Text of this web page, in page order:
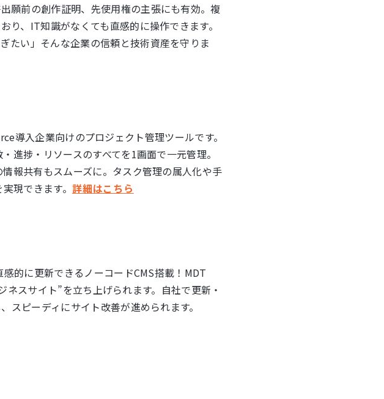
願前の創作証明、先使用権の主張にも有効。複
、IT知識がなくても直感的に操作できます。
たい」そんな企業の信頼と技術資産を守りま
導入企業向けのプロジェクト管理ツールです。
進捗・リソースのすべてを1画面で一元管理。
報共有もスムーズに。タスク管理の属人化や手
現できます。 詳細はこちら
感的に更新できるノーコードCMS搭載！MDT
スサイト”を立ち上げられます。自社で更新・
ピーディにサイト改善が進められます。